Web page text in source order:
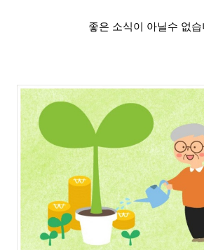
좋은 소식이 아닐수 없습